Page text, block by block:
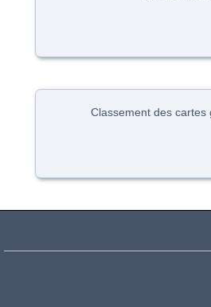
Classement des cartes